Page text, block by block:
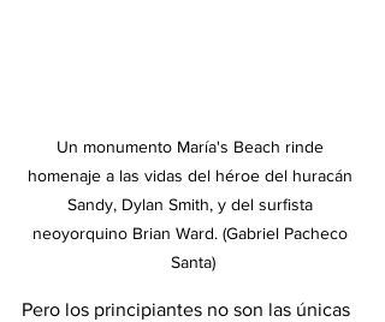
Un monumento María's Beach rinde
homenaje a las vidas del héroe del huracán
Sandy, Dylan Smith, y del surfista
neoyorquino Brian Ward. (Gabriel Pacheco
Santa)
Pero los principiantes no son las únicas